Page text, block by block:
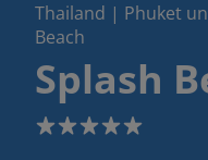
Thailand | Phuket
Beach
Splash
5